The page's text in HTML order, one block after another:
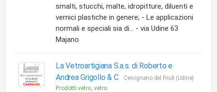
smalti, stucchi, malte, idropitture, diluenti e
vernici plastiche in genere; - Le applicazioni
normali e speciali sia di... - via Udine 63
Majano
La Vetroartigiana S.a.s. di Roberto e
Andrea Grigollo & C
Cervignano del Friuli (Udine)
Prodotti vetro, vetro